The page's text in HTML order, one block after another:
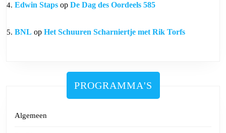
Edwin Staps op De Dag des Oordeels 585
BNL op Het Schuuren Scharniertje met Rik Torfs
PROGRAMMA'S
Algemeen